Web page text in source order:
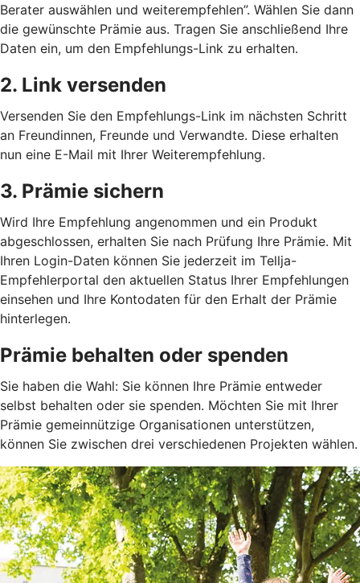
Berater auswählen und weiterempfehlen”. Wählen Sie dann
die gewünschte Prämie aus. Tragen Sie anschließend Ihre
Daten ein, um den Empfehlungs-Link zu erhalten.
2. Link versenden
Versenden Sie den Empfehlungs-Link im nächsten Schritt
an Freundinnen, Freunde und Verwandte. Diese erhalten
nun eine E-Mail mit Ihrer Weiterempfehlung.
3. Prämie sichern
Wird Ihre Empfehlung angenommen und ein Produkt
abgeschlossen, erhalten Sie nach Prüfung Ihre Prämie. Mit
Ihren Login-Daten können Sie jederzeit im Tellja-
Empfehlerportal den aktuellen Status Ihrer Empfehlungen
einsehen und Ihre Kontodaten für den Erhalt der Prämie
hinterlegen.
Prämie behalten oder spenden
Sie haben die Wahl: Sie können Ihre Prämie entweder
selbst behalten oder sie spenden. Möchten Sie mit Ihrer
Prämie gemeinnützige Organisationen unterstützen,
können Sie zwischen drei verschiedenen Projekten wählen.